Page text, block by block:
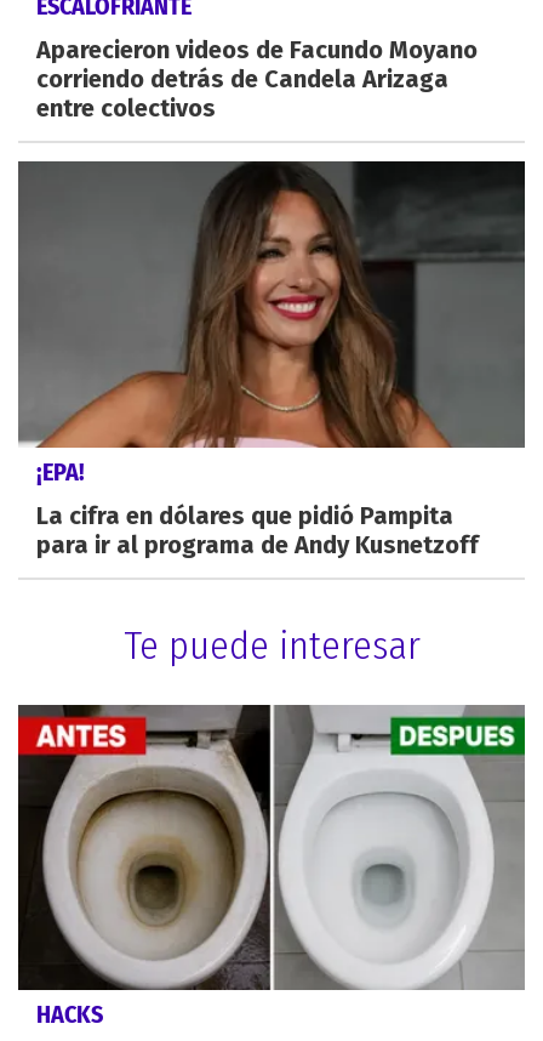
ESCALOFRIANTE
Aparecieron videos de Facundo Moyano
corriendo detrás de Candela Arizaga
entre colectivos
¡EPA!
La cifra en dólares que pidió Pampita
para ir al programa de Andy Kusnetzoff
Te puede interesar
HACKS